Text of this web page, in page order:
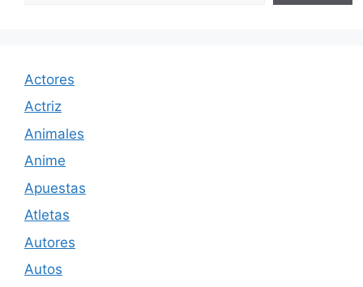
Actores
Actriz
Animales
Anime
Apuestas
Atletas
Autores
Autos